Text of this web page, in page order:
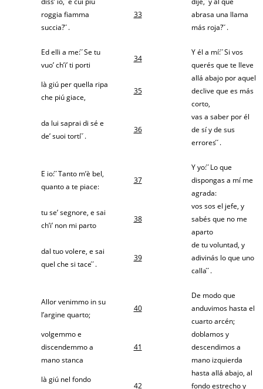
roggia fiamma
succia? ́ ́.
33
abrasa una llama
más roja? ́ ́.
Ed elli a me: ́ ́Se tu
vuo’ ch’i’ ti porti
34
Y él a mí: ́ ́Si vos
querés que te lleve
là giú per quella ripa
che piú giace,
35
allá abajo por aquel
declive que es más
corto,
da lui saprai di sé e
de’ suoi torti ́ ́.
36
vas a saber por él
de sí y de sus
errores ́ ́.
E io: ́ ́Tanto m’è bel,
quanto a te piace:
37
Y yo: ́ ́Lo que
dispongas a mí me
agrada:
tu se’ segnore, e sai
ch’i’ non mi parto
38
vos sos el jefe, y
sabés que no me
aparto
dal tuo volere, e sai
quel che si tace ́ ́.
39
de tu voluntad, y
adivinás lo que uno
calla ́ ́.
Allor venimmo in su
l’argine quarto;
40
De modo que
anduvimos hasta el
cuarto arcén;
volgemmo e
discendemmo a
mano stanca
41
doblamos y
descendimos a
mano izquierda
là giú nel fondo
42
hasta allá abajo, al
fondo estrecho y